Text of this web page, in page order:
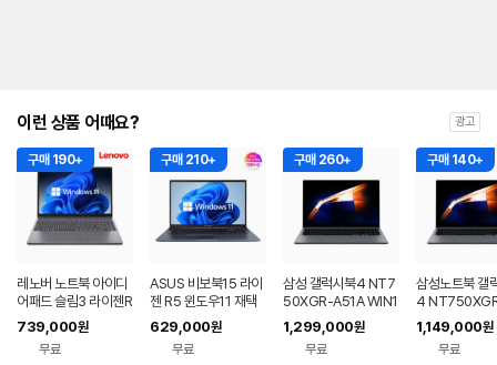
이런 상품 어때요? 광고
구매 190+
레노버 노트북 아이디
어패드 슬림3 라이젠R
5 8GB 256GB 윈도
우11
739,000원
무료
구매 210+
ASUS 비보북15 라이
젠 R5 윈도우11 재택
근무 싼 노트북
629,000원
무료
구매 260+
삼성 갤럭시북4 NT7
50XGR-A51A WIN1
1 FPP(버젼UP설치)
업무용 학생용 사무용
노트북 문스톤그레이
1,299,000원
무료
구매 140+
삼성노트북 갤
4
3세대 16G
무용 업무용 학
성비 노트북
1,149,000원
무료